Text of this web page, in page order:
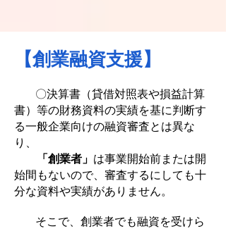
【創業融資支援】
〇決算書（貸借対照表や損益計算
書）等の財務資料の実績を基に判断す
る一般企業向けの融資審査とは異な
り、
「創業者」 は事業開始前または開
始間もないので、審査するにしても十
分な資料や実績がありません。
そこで、創業者でも融資を受けら